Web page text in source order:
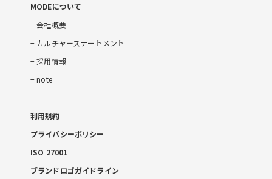
MODEについて
会社概要
カルチャーステートメント
採用情報
note
利用規約
プライバシーポリシー
ISO 27001
ブランドロゴガイドライン